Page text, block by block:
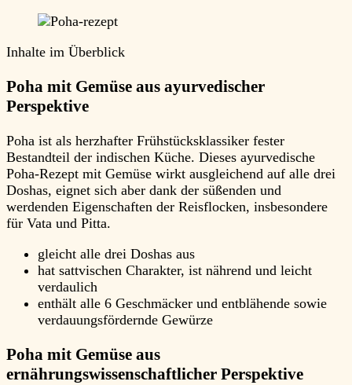
Inhalte im Überblick
Poha mit Gemüse aus ayurvedischer
Perspektive
Poha ist als herzhafter Frühstücksklassiker fester
Bestandteil der indischen Küche. Dieses ayurvedische
Poha-Rezept mit Gemüse wirkt ausgleichend auf alle drei
Doshas, eignet sich aber dank der süßenden und
werdenden Eigenschaften der Reisflocken, insbesondere
für Vata und Pitta.
gleicht alle drei Doshas aus
hat sattvischen Charakter, ist nährend und leicht
verdaulich
enthält alle 6 Geschmäcker und entblähende sowie
verdauungsfördernde Gewürze
Poha mit Gemüse aus
ernährungswissenschaftlicher Perspektive